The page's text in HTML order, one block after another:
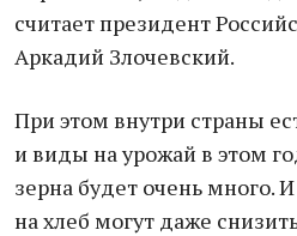
считает президент
Аркадий Злочевский.
При этом внутри страны
и виды на урожай в этом
зерна будет очень много.
на хлеб могут даже